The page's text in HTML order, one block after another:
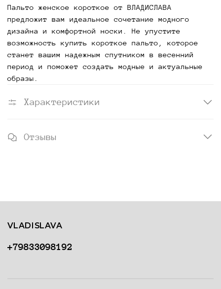
Пальто женское короткое от ВЛАДИСЛАВА
предложит вам идеальное сочетание модного
дизайна и комфортной носки. Не упустите
возможность купить короткое пальто, которое
станет вашим надежным спутником в весенний
период и поможет создать модные и актуальные
образы.
Характеристики
Отзывы
+79833098192
VLADISLAVA